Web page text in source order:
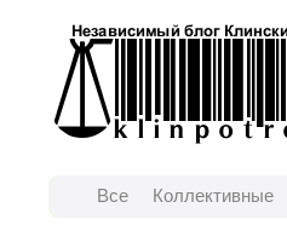
Все Коллективные